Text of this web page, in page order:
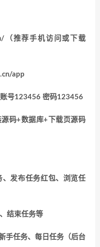
（推荐手机访问或下载
app
号123456 密码123456
码+数据库+下载页源码
发布任务红包、浏览任
结束任务等
手任务、每日任务（后台